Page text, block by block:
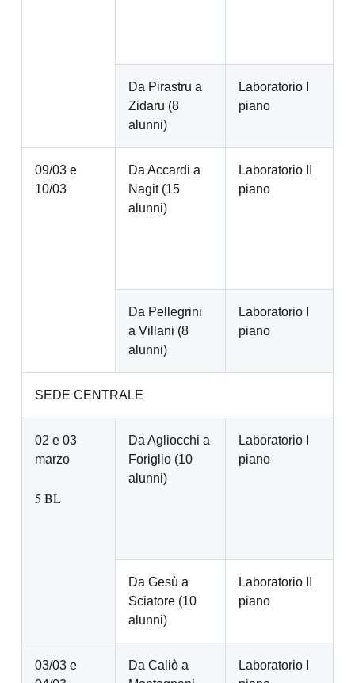
Da Pirastru a
Zidaru (8
alunni)
Laboratorio I
piano
09/03 e
10/03
Da Accardi a
Nagit (15
alunni)
Laboratorio II
piano
Da Pellegrini
a Villani (8
alunni)
Laboratorio I
piano
SEDE CENTRALE
02 e 03
marzo
5 BL
Da Agliocchi a
Foriglio (10
alunni)
Laboratorio I
piano
Da Gesù a
Sciatore (10
alunni)
Laboratorio II
piano
03/03 e
Da Caliò a
Laboratorio I